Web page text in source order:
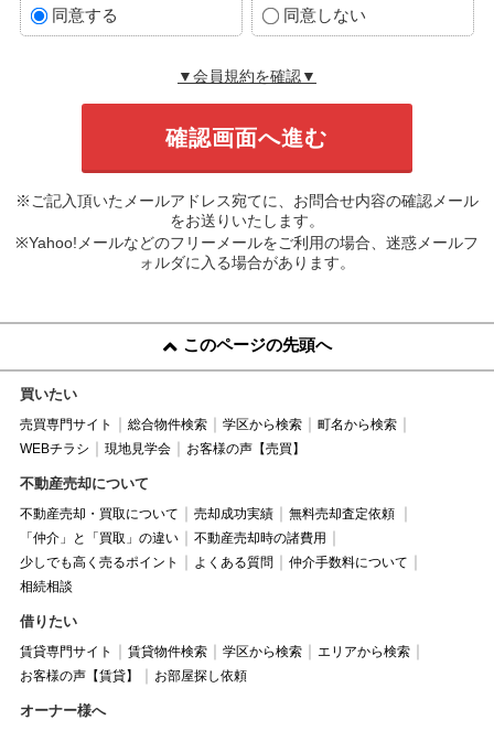
同意する 同意しない
▼会員規約を確認▼
※ご記入頂いたメールアドレス宛てに、お問合せ内容の確認メール
をお送りいたします。
※Yahoo!メールなどのフリーメールをご利用の場合、迷惑メールフ
ォルダに入る場合があります。
このページの先頭へ
買いたい
売買専門サイト 総合物件検索 学区から検索
町名から検索
WEBチラシ
現地見学会 お客様の声【売買】
不動産売却について
不動産売却・買取について 売却成功実績
無料売却査定依頼
「仲介」と「買取」の違い
不動産売却時の諸費用
少しでも高く売るポイント
よくある質問
仲介手数料について
相続相談
借りたい
賃貸専門サイト 賃貸物件検索 学区から検索
エリアから検索
お客様の声【賃貸】
お部屋探し依頼
オーナー様へ